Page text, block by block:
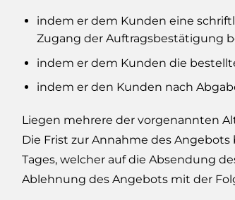
indem er dem Kunden eine
Zugang der Auftragsbestätigung
indem er dem Kunden die
indem er den Kunden nach
Liegen mehrere der vorgenannten
Die Frist zur Annahme des
Tages, welcher auf die Absendung
Ablehnung des Angebots mit der